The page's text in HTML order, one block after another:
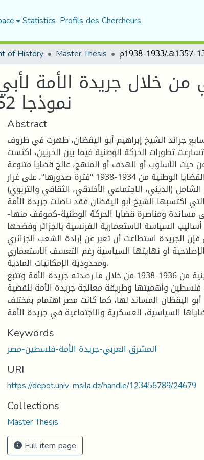
Statistics Profils des Chercheurs
of History Master Thesis
من خلال جريدة الأمة
نموذجا 1352-1357هـ/1933-1938م
Abstract
جرائد الشيخ إبراهيم أبو اليقظان، ظهرت في ظروف
تطورات الحركة الوطنية فيما بين الحربين، اكتست
حيث الأسلوب أو الهدف أو المنهج، عالج قضايا متنوعة
منها على الخصوص القضايا الوطنية من 1934-1938 "فترة صدورها"، على غرار
(الديني، الاجتماعي الأخلاقي، الثقافي والتربوي).
اكتسبها الشيخ أبو اليقظان فقد ناضلت جريدة الأمة
مساندة ومناصرة قضايا الحركة الوطنية-كموقف منها-
السياسة الاستعمارية الفرنسية بالجزائر وفضحها
فإن الجريدة استطاعت أن تعبر عن إرادة الشعب الجزائري
أو نهايتها السياسية رغم التعسف الاستعماري
ومحدودية الإمكانيات المادية.
تطور القضية الفلسطينية من 1936-1938 من خلال ما رصدته جريدة الأمة وتتبع
ومكانة فلسطين وأهميتها وطريقة معالجة جريدة الأمة للقضية
اليقظان المساند لها، كما كانت مصر اهتمام بمختلف
السياسية، العسكرية والاجتماعية في جريدة الأمة
Keywords
المشرق العربي-جريدة الأمة-فلسطين-مصر
URI
https://depot.univ-msila.dz/handle/123456789/24679
Collections
Master Thesis
Full item page